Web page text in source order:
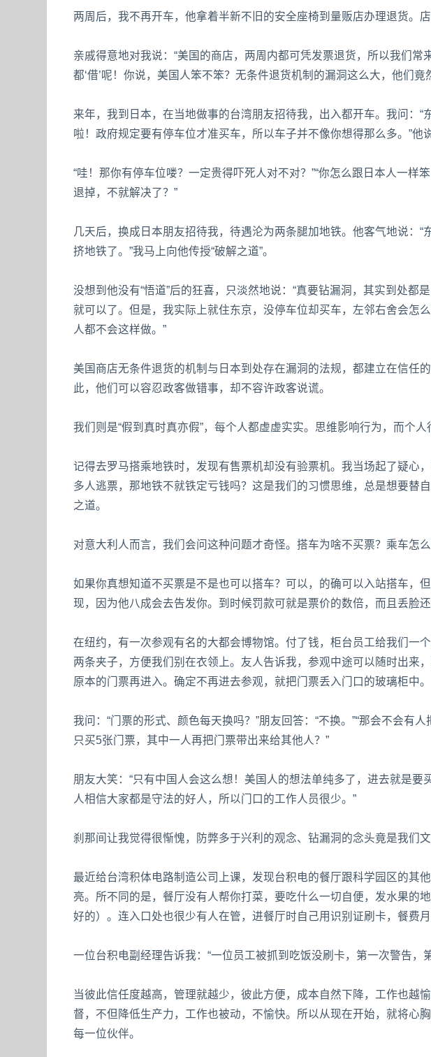
两周后，我不再开车，他拿着半新不旧的安全座椅到量贩店办理退货。
亲戚得意地对我说：“美国的商店，两周内都可凭发票退货，所以我们常
都‘借’呢！你说，美国人笨不笨？无条件退货机制的漏洞这么大，他们竟
来年，我到日本，在当地做事的台湾朋友招待我，出入都开车。我问：“
啦！政府规定要有停车位才准买车，所以车子并不像你想得那么多。”他说
“哇！那你有停车位喽？一定贵得吓死人对不对？”“你怎么跟日本人一样
退掉，不就解决了？”
几天后，换成日本朋友招待我，待遇沦为两条腿加地铁。他客气地说：
挤地铁了。”我马上向他传授“破解之道”。
没想到他没有“悟道”后的狂喜，只淡然地说：“真要钻漏洞，其实到处都
就可以了。但是，我实际上就住东京，没停车位却买车，左邻右舍会怎
人都不会这样做。”
美国商店无条件退货的机制与日本到处存在漏洞的法规，都建立在信任
此，他们可以容忍政客做错事，却不容许政客说谎。
我们则是“假到真时真亦假”，每个人都虚虚实实。思维影响行为，而个
记得去罗马搭乘地铁时，发现有售票机却没有验票机。我当场起了疑心
多人逃票，那地铁不就铁定亏钱吗？这是我们的习惯思维，总是想要替
之道。
对意大利人而言，我们会问这种问题才奇怪。搭车为啥不买票？乘车怎
如果你真想知道不买票是不是也可以搭车？可以，的确可以入站搭车，
现，因为他八成会去告发你。到时候罚款可就是票价的数倍，而且丢脸
在纽约，有一次参观有名的大都会博物馆。付了钱，柜台员工给我们一
两条夹子，方便我们别在衣领上。友人告诉我，参观中途可以随时出来
原本的门票再进入。确定不再进去参观，就把门票丢入门口的玻璃柜中。
我问：“门票的形式、颜色每天换吗？”朋友回答：“不换。”“那会不会有
只买5张门票，其中一人再把门票带出来给其他人？”
朋友大笑：“只有中国人会这么想！美国人的想法单纯多了，进去就是要
人相信大家都是守法的好人，所以门口的工作人员很少。”
刹那间让我觉得很惭愧，防弊多于兴利的观念、钻漏洞的念头竟是我们文
最近给台湾积体电路制造公司上课，发现台积电的餐厅跟科学园区的其
亮。所不同的是，餐厅没有人帮你打菜，要吃什么一切自便，发水果
好的）。连入口处也很少有人在管，进餐厅时自己用识别证刷卡，餐费月
一位台积电副经理告诉我：“一位员工被抓到吃饭没刷卡，第一次警告，
当彼此信任度越高，管理就越少，彼此方便，成本自然下降，工作也越
督，不但降低生产力，工作也被动，不愉快。所以从现在开始，就将心
每一位伙伴。